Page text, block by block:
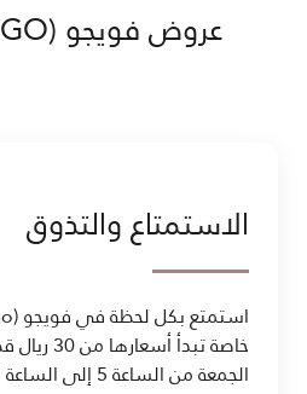
عروض فويجو (FUEGO) الدوحة
الاستمتاع والتذوق
خاصة تبدأ
الجمعة من الساعة 5 إلى الساعة 7 مساءً.